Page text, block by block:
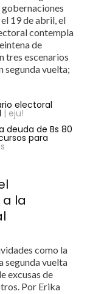
19 de abril, el
contempla
de
tres escenarios
segunda vuelta;
electoral
| eju!
deuda de Bs 80
para
la
como la
segunda vuelta
excusas de
Por Erika